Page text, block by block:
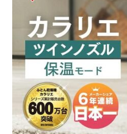
注目記事を集めた総合ページ
ITの今と未来を見通す
スマホと通信の最新トレンド
進化するPCとデバイスの未来
好きが集まる 比べて選べる